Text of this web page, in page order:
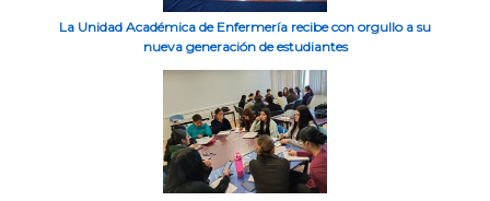
La Unidad Académica de Enfermería recibe con orgullo a su
nueva generación de estudiantes